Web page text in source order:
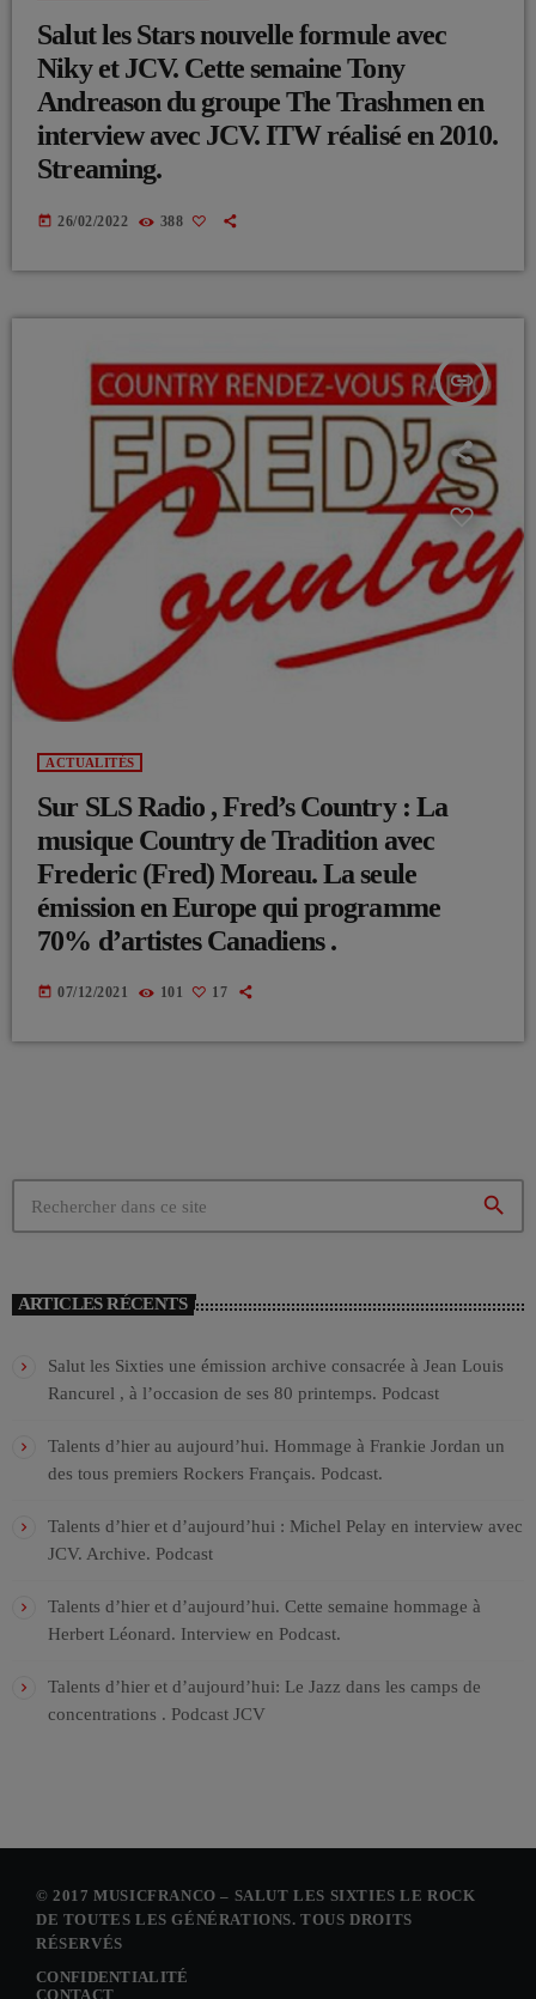
Salut les Stars nouvelle formule avec
Niky et JCV. Cette semaine Tony
Andreason du groupe The Trashmen en
interview avec JCV. ITW réalisé en 2010.
Streaming.
today 26/02/2022 388
insert_link
ACTUALITÉS
Sur SLS Radio , Fred’s Country : La
musique Country de Tradition avec
Frederic (Fred) Moreau. La seule
émission en Europe qui programme
70% d’artistes Canadiens .
today 07/12/2021 101 17
search
ARTICLES RÉCENTS
Salut les Sixties une émission archive consacrée à Jean Louis
Rancurel , à l’occasion de ses 80 printemps. Podcast
Talents d’hier au aujourd’hui. Hommage à Frankie Jordan un
des tous premiers Rockers Français. Podcast.
Talents d’hier et d’aujourd’hui : Michel Pelay en interview avec
JCV. Archive. Podcast
Talents d’hier et d’aujourd’hui. Cette semaine hommage à
Herbert Léonard. Interview en Podcast.
Talents d’hier et d’aujourd’hui: Le Jazz dans les camps de
concentrations . Podcast JCV
© 2017 MUSICFRANCO – SALUT LES SIXTIES LE ROCK
DE TOUTES LES GÉNÉRATIONS. TOUS DROITS
RÉSERVÉS
CONFIDENTIALITÉ
CONTACT